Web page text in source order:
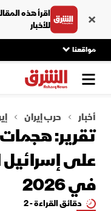
اقرأ هذه
للأخبار
مواقعنا
أخبار حرب إيران
تقرير: هجمات
على
في 2026
دقائق القراءة - 2